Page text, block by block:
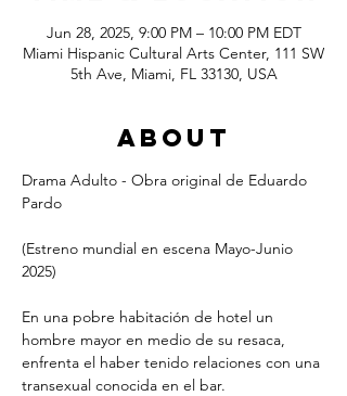
Jun 28, 2025, 9:00 PM – 10:00 PM EDT
Miami Hispanic Cultural Arts Center, 111 SW
5th Ave, Miami, FL 33130, USA
About
Drama Adulto - Obra original de Eduardo
Pardo
(Estreno mundial en escena Mayo-Junio
2025)
En una pobre habitación de hotel un
hombre mayor en medio de su resaca,
enfrenta el haber tenido relaciones con una
transexual conocida en el bar.